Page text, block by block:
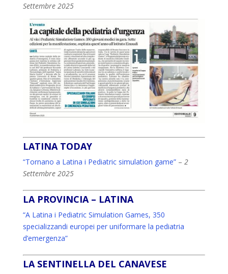
Settembre 2025
LATINA TODAY
“Tornano a Latina i Pediatric simulation game”– 2
Settembre 2025
LA PROVINCIA – LATINA
“A Latina i Pediatric Simulation Games, 350
specializzandi europei per uniformare la pediatria
d’emergenza”
LA SENTINELLA DEL CANAVESE